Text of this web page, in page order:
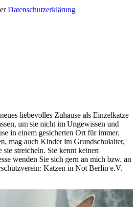
Datenschutzerklärung
liebevolles Zuhause als Einzelkatze
um sie nicht im Ungewissen und
in einem gesicherten Ort für immer.
mag auch Kinder im Grundschulalter,
streicheln. Sie kennt keinen
wenden Sie sich gern an mich bzw. an
Katzen in Not Berlin e.V.